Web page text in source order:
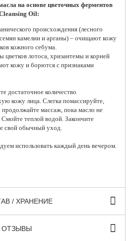
на основе цветочных ферментов
Oil:
происхождения (лесного
камелии и арганы) – очищают кожу
кожного себума.
цветков лотоса, хризантемы и корней
кожу и борются с признаками
достаточное количество
кожу лица. Слегка помассируйте,
массаж, пока масло не
теплой водой. Закончите
свой обычный уход.
использовать каждый день вечером.
/ ХРАНЕНИЕ
ОТЗЫВЫ